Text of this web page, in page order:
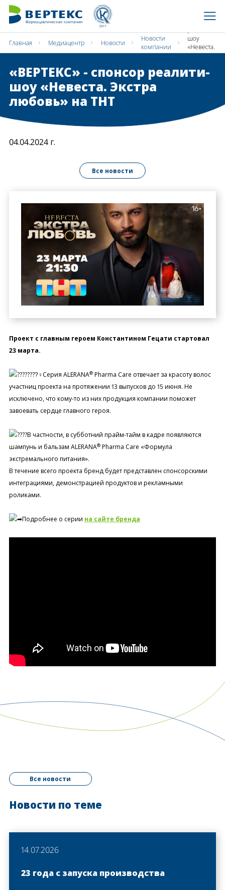
Главная Медиацентр Новости
Новости
компании
«ВЕРТЕКС»
- спонсор
шоу
«Невеста.
Экстра
на ТНТ
«ВЕРТЕКС» - спонсор реалити-
шоу «Невеста. Экстра
любовь» на ТНТ
04.04.2024 г.
Все новости
Проект с главным героем Константином Гецати стартовал
23 марта.
Серия ALERANA®Pharma Care отвечает за красоту волос
участниц проекта на протяжении 13 выпусков до 15 июня. Не
исключено, что кому-то из них продукция компании поможет
завоевать сердце главного героя.
В частности, в субботний прайм-тайм в кадре появляются
шампунь и бальзам ALERANA®Pharma Care «Формула
экстремального питания».
В течение всего проекта бренд будет представлен спонсорскими
интеграциями, демонстрацией продуктов и рекламными
роликами.
Подробнее о серии на сайте бренда
Все новости
Новости по теме
14.07.2026
23 года с запуска производства